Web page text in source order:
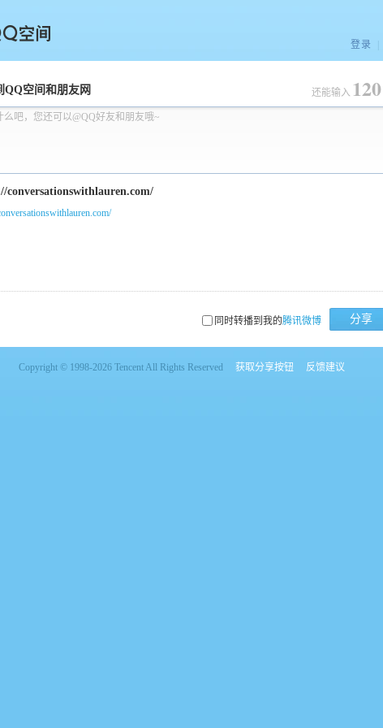
间
登录
QQ空间和朋友网
么吧，您还可以@QQ好友和朋友哦~
还能输入 120
同时转播到我的腾讯微博 分享
Copyright © 1998-2026 Tencent All Rights Reserved 获取分享按钮 反馈建议